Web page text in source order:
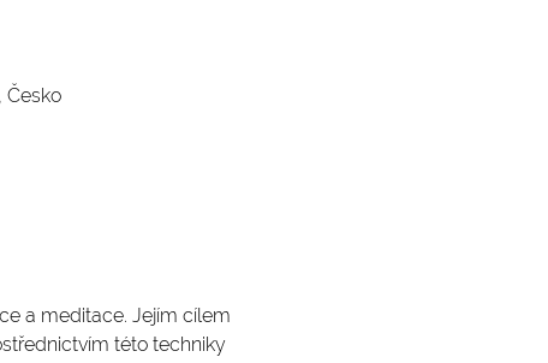
Česko
a meditace. Jejím cílem
této techniky